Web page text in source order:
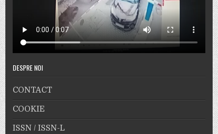
DESPRE NOI
CONTACT
COOKIE
ISSN / ISSN-L